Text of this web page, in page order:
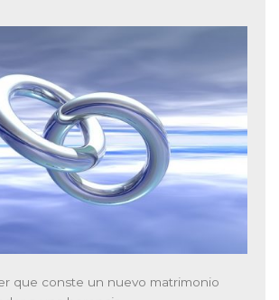
que conste un nuevo matrimonio